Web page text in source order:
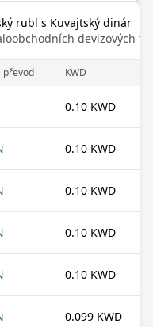
rubl s Kuvajtský dinár
devizových
převod KWD
0.10 KWD
0.10 KWD
0.10 KWD
0.10 KWD
0.10 KWD
0.099 KWD